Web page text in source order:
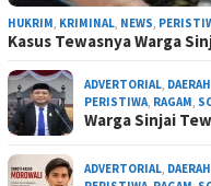
HUKRIM KRIMINAL NEWS
Kasus Tewasnya Warga
ADVERTORIAL DAERAH
PERISTIWA RAGAM
Warga Sinjai
ADVERTORIAL DAERAH